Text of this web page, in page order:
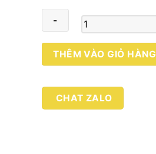
Hoa
lộc
005
THÊM VÀO GIỎ HÀNG
CHAT ZALO